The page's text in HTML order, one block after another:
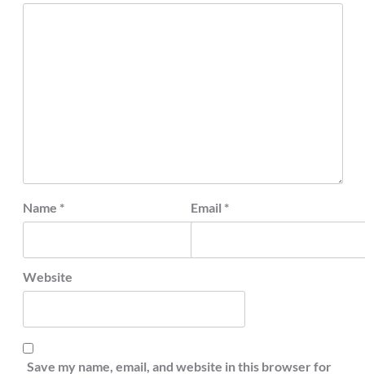
Name * Email *
Website
Save my name, email, and website in this browser for